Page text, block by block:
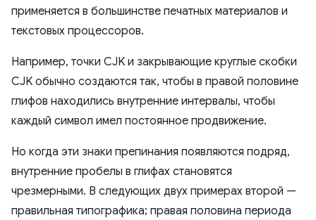
применяется в большинстве печатных материалов и
текстовых процессоров.
Например, точки CJK и закрывающие круглые скобки
CJK обычно создаются так, чтобы в правой половине
глифов находились внутренние интервалы, чтобы
каждый символ имел постоянное продвижение.
Но когда эти знаки препинания появляются подряд,
внутренние пробелы в глифах становятся
чрезмерными. В следующих двух примерах второй —
правильная типографика; правая половина периода